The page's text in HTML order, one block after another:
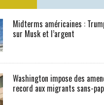
Midterms américaines :
sur Musk et l’argent
Washington impose des
record aux migrants sans-